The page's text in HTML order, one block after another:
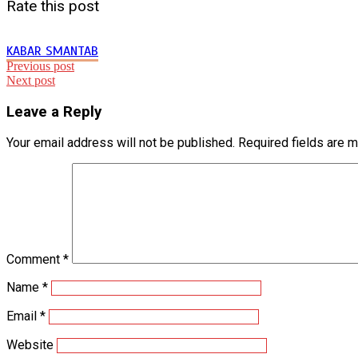
Rate this post
KABAR SMANTAB
Post
navigation
Previous post
Next post
Leave a Reply
Your email address will not be published. Required fields are
Comment *
Name *
Email *
Website